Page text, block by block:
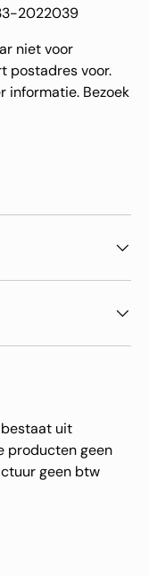
2022039
niet voor
postadres voor.
informatie. Bezoek
uit
producten geen
geen btw